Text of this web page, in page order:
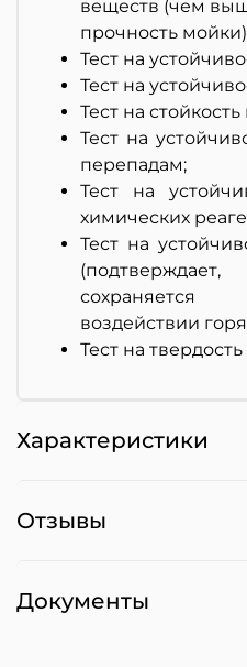
веществ (чем
прочность
Тест на
Тест на
Тест на
Тест на
перепадам;
Тест на
химических
Тест на
воздействии
Тест на
Характеристики
Отзывы
Документы